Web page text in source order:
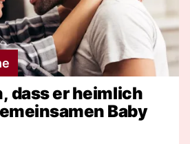
dass er heimlich
Baby